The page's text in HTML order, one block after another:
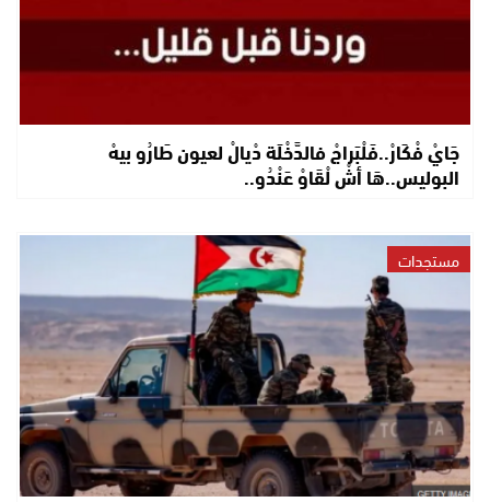
جَايْ فْكَارْ..فَلْبَراجْ فالدَّخْلَة دْيالْ لعيون طَارُو بيهْ
البوليس..هَا أشْ لْقَاوْ عَنْدُو..
مستجدات